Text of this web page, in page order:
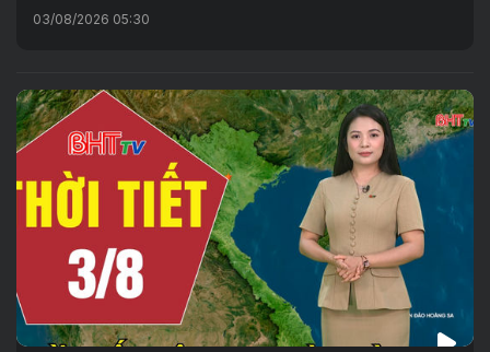
03/08/2026 05:30